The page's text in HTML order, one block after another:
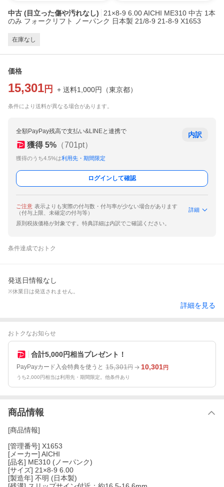
中古 (目立った傷や汚れなし)
21×8-9 6.00 AICHI ME310 中古 1本
のみ フォークリフト ノーパンク 日本製 21/8-9 21-8-9 X1653
在庫なし
価格
15,301 円 + 送料1,000円 （東京都）
条件により送料が異なる場合があります。
全額PayPay残高で支払い&LINEと連携で
獲得 5% （701pt）
獲得のうち4.5%は利用先・期間限定
内訳
ログインして確認
ご注意 表示よりも実際の付与数・付与率が少ない場合があります
（付与上限、未確定の付与等）
詳細
原則税抜価格が対象です。特典詳細は内訳でご確認ください。
条件達成でおトク
発送日情報なし
※休業日は発送されません。
詳細を見る
おトクなお知らせ
合計5,000円相当プレゼント！
PayPayカード入会特典を使うと 15,301円 10,301円
うち2,000円相当は利用先・期間限定。他条件あり
商品情報
[商品情報]
[管理番号] X1653
[メーカー] AICHI
[品名] ME310 (ノーパンク)
[サイズ] 21×8-9 6.00
[製造年] 不明 (日本製)